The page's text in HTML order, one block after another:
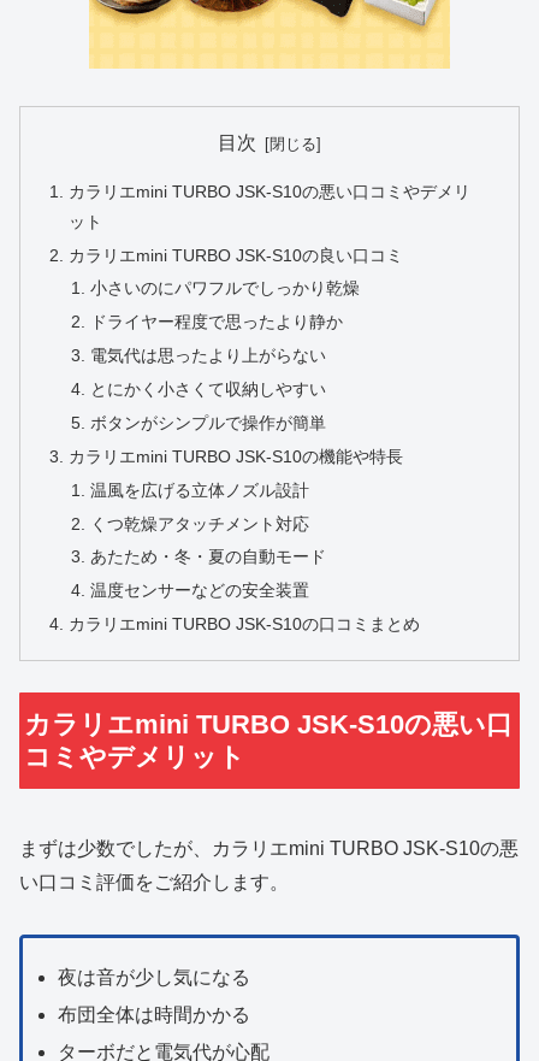
目次
カラリエmini TURBO JSK-S10の悪い口コミやデメリ
ット
カラリエmini TURBO JSK-S10の良い口コミ
小さいのにパワフルでしっかり乾燥
ドライヤー程度で思ったより静か
電気代は思ったより上がらない
とにかく小さくて収納しやすい
ボタンがシンプルで操作が簡単
カラリエmini TURBO JSK-S10の機能や特長
温風を広げる立体ノズル設計
くつ乾燥アタッチメント対応
あたため・冬・夏の自動モード
温度センサーなどの安全装置
カラリエmini TURBO JSK-S10の口コミまとめ
カラリエmini TURBO JSK-S10の悪い口
コミやデメリット
まずは少数でしたが、カラリエmini TURBO JSK-S10の悪
い口コミ評価をご紹介します。
夜は音が少し気になる
布団全体は時間かかる
ターボだと電気代が心配